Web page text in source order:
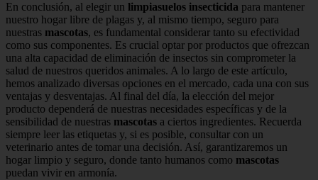
En conclusión, al elegir un limpiasuelos insecticida para mantener
nuestro hogar libre de plagas y, al mismo tiempo, seguro para
nuestras mascotas, es fundamental considerar tanto su efectividad
como sus componentes. Es crucial optar por productos que ofrezcan
una alta capacidad de eliminación de insectos sin comprometer la
salud de nuestros queridos animales. A lo largo de este artículo,
hemos analizado diversas opciones en el mercado, cada una con sus
ventajas y desventajas. Al final del día, la elección del mejor
producto dependerá de nuestras necesidades específicas y de la
sensibilidad de nuestras mascotas a ciertos ingredientes. Recuerda
siempre leer las etiquetas y, si es posible, consultar con un
veterinario antes de tomar una decisión. Así, garantizaremos un
hogar limpio y seguro, donde tanto humanos como mascotas
puedan vivir en armonía.